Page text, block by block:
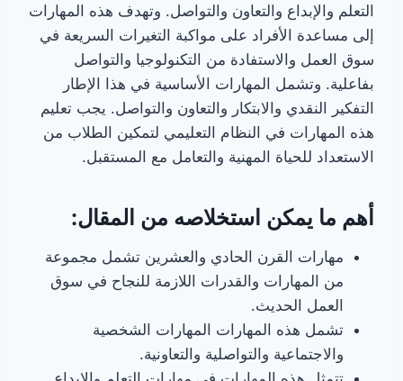
التعلم والإبداع والتعاون والتواصل. وتهدف هذه المهارات
إلى مساعدة الأفراد على مواكبة التغيرات السريعة في
سوق العمل والاستفادة من التكنولوجيا والتواصل
بفاعلية. وتشمل المهارات الأساسية في هذا الإطار
التفكير النقدي والابتكار والتعاون والتواصل. يجب تعليم
هذه المهارات في النظام التعليمي لتمكين الطلاب من
الاستعداد للحياة المهنية والتعامل مع المستقبل.
أهم ما يمكن استخلاصه من المقال:
مهارات القرن الحادي والعشرين تشمل مجموعة
من المهارات والقدرات اللازمة للنجاح في سوق
العمل الحديث.
تشمل هذه المهارات المهارات الشخصية
والاجتماعية والتواصلية والتعاونية.